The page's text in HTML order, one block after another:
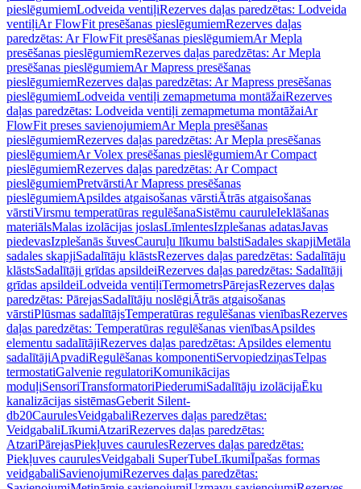
pieslēgumiemLodveida ventiļiRezerves daļas paredzētas: Lodveida
ventiļiAr FlowFit presēšanas pieslēgumiemRezerves daļas
paredzētas: Ar FlowFit presēšanas pieslēgumiemAr Mepla
presēšanas pieslēgumiemRezerves daļas paredzētas: Ar Mepla
presēšanas pieslēgumiemAr Mapress presēšanas
pieslēgumiemRezerves daļas paredzētas: Ar Mapress presēšanas
pieslēgumiemLodveida ventiļi zemapmetuma montāžaiRezerves
daļas paredzētas: Lodveida ventiļi zemapmetuma montāžaiAr
FlowFit preses savienojumiemAr Mepla presēšanas
pieslēgumiemRezerves daļas paredzētas: Ar Mepla presēšanas
pieslēgumiemAr Volex presēšanas pieslēgumiemAr Compact
pieslēgumiemRezerves daļas paredzētas: Ar Compact
pieslēgumiemPretvārstiAr Mapress presēšanas
pieslēgumiemApsildes atgaisošanas vārstiĀtrās atgaisošanas
vārstiVirsmu temperatūras regulēšanaSistēmu cauruleIeklāšanas
materiālsMalas izolācijas joslasLīmlentesIzplešanas adatasJavas
piedevasIzplešanās šuvesCauruļu līkumu balstiSadales skapjiMetāla
sadales skapjiSadalītāju klāstsRezerves daļas paredzētas: Sadalītāju
klāstsSadalītāji grīdas apsildeiRezerves daļas paredzētas: Sadalītāji
grīdas apsildeiLodveida ventiļiTermometrsPārejasRezerves daļas
paredzētas: PārejasSadalītāju noslēgiĀtrās atgaisošanas
vārstiPlūsmas sadalītājsTemperatūras regulēšanas vienībasRezerves
daļas paredzētas: Temperatūras regulēšanas vienībasApsildes
elementu sadalītājiRezerves daļas paredzētas: Apsildes elementu
sadalītājiApvadiRegulēšanas komponentiServopiedziņasTelpas
termostatiGalvenie regulatoriKomunikācijas
moduļiSensoriTransformatoriPiederumiSadalītāju izolācijaĒku
kanalizācijas sistēmasGeberit Silent-
db20CaurulesVeidgabaliRezerves daļas paredzētas:
VeidgabaliLīkumiAtzariRezerves daļas paredzētas:
AtzariPārejasPiekļuves caurulesRezerves daļas paredzētas:
Piekļuves caurulesVeidgabali SuperTubeLīkumiĪpašas formas
veidgabaliSavienojumiRezerves daļas paredzētas: